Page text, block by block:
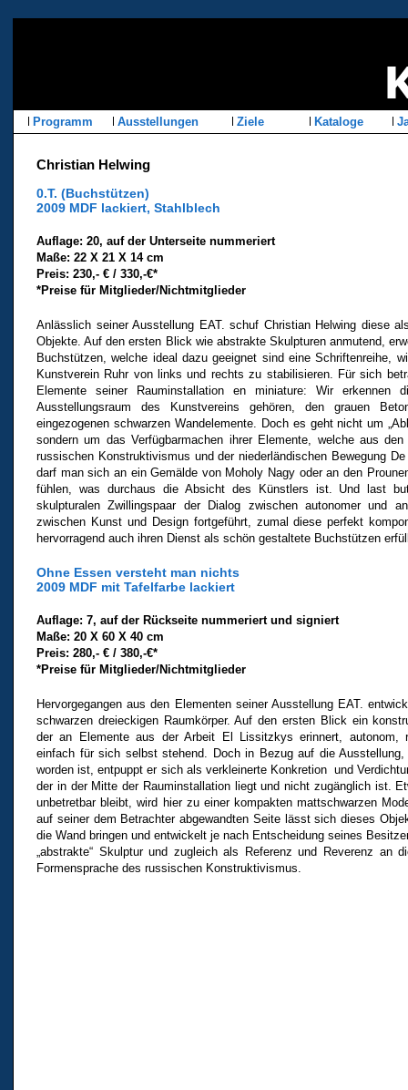
Programm Ausstellungen Ziele Kataloge
Christian Helwing
0.T. (Buchstützen)
2009 MDF lackiert, Stahlblech
Auflage: 20, auf der Unterseite nummeriert
Maße: 22 X 21 X 14 cm
Preis: 230,- € / 330,-€*
*Preise für Mitglieder/Nichtmitglieder
Anlässlich seiner Ausstellung EAT. schuf Christian Helwing diese
Objekte. Auf den ersten Blick wie abstrakte Skulpturen anmutend,
Buchstützen, welche ideal dazu geeignet sind eine Schriftenreihe,
Kunstverein Ruhr von links und rechts zu stabilisieren. Für sich
Elemente seiner Rauminstallation en miniature: Wir erkennen
Ausstellungsraum des Kunstvereins gehören, den grauen
eingezogenen schwarzen Wandelemente. Doch es geht nicht um
sondern um das Verfügbarmachen ihrer Elemente, welche aus
russischen Konstruktivismus und der niederländischen Bewegung
darf man sich an ein Gemälde von Moholy Nagy oder an den
fühlen, was durchaus die Absicht des Künstlers ist. Und last
skulpturalen Zwillingspaar der Dialog zwischen autonomer und
zwischen Kunst und Design fortgeführt, zumal diese perfekt
hervorragend auch ihren Dienst als schön gestaltete Buchstützen
Ohne Essen versteht man nichts
2009 MDF mit Tafelfarbe lackiert
Auflage: 7, auf der Rückseite nummeriert und signiert
Maße: 20 X 60 X 40 cm
Preis: 280,- € / 380,-€*
*Preise für Mitglieder/Nichtmitglieder
Hervorgegangen aus den Elementen seiner Ausstellung EAT.
schwarzen dreieckigen Raumkörper. Auf den ersten Blick ein
der an Elemente aus der Arbeit El Lissitzkys erinnert, autonom,
einfach für sich selbst stehend. Doch in Bezug auf die
worden ist, entpuppt er sich als verkleinerte Konkretion und
der in der Mitte der Rauminstallation liegt und nicht zugänglich ist.
unbetretbar bleibt, wird hier zu einer kompakten mattschwarzen
auf seiner dem Betrachter abgewandten Seite lässt sich dieses
die Wand bringen und entwickelt je nach Entscheidung seines
„abstrakte“ Skulptur und zugleich als Referenz und Reverenz an
Formensprache des russischen Konstruktivismus.